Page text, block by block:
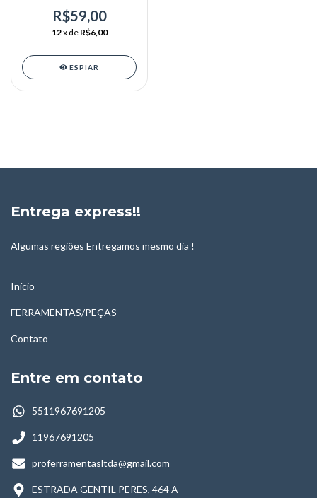
R$59,00
12x de R$6,00
ESPIAR
Entrega express!!
Algumas regiões Entregamos mesmo dia !
Início
FERRAMENTAS/PEÇAS
Contato
Entre em contato
5511967691205
11967691205
proferramentasltda@gmail.com
ESTRADA GENTIL PERES, 464 A